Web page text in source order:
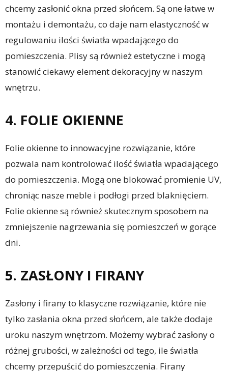
chcemy zasłonić okna przed słońcem. Są one łatwe w
montażu i demontażu, co daje nam elastyczność w
regulowaniu ilości światła wpadającego do
pomieszczenia. Plisy są również estetyczne i mogą
stanowić ciekawy element dekoracyjny w naszym
wnętrzu.
4. FOLIE OKIENNE
Folie okienne to innowacyjne rozwiązanie, które
pozwala nam kontrolować ilość światła wpadającego
do pomieszczenia. Mogą one blokować promienie UV,
chroniąc nasze meble i podłogi przed blaknięciem.
Folie okienne są również skutecznym sposobem na
zmniejszenie nagrzewania się pomieszczeń w gorące
dni.
5. ZASŁONY I FIRANY
Zasłony i firany to klasyczne rozwiązanie, które nie
tylko zasłania okna przed słońcem, ale także dodaje
uroku naszym wnętrzom. Możemy wybrać zasłony o
różnej grubości, w zależności od tego, ile światła
chcemy przepuścić do pomieszczenia. Firany